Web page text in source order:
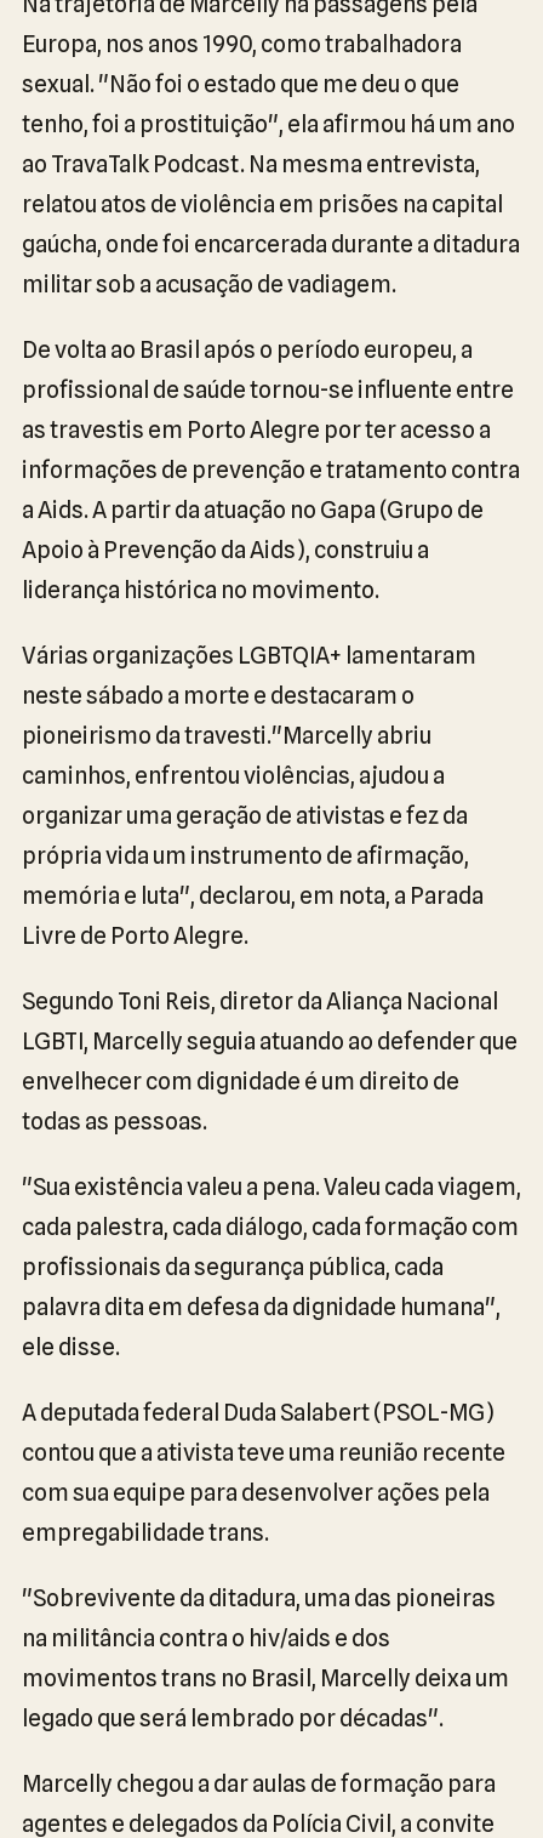
Europa, nos anos 1990, como trabalhadora
sexual. "Não foi o estado que me deu o que
tenho, foi a prostituição", ela afirmou há um ano
ao TravaTalk Podcast. Na mesma entrevista,
relatou atos de violência em prisões na capital
gaúcha, onde foi encarcerada durante a ditadura
militar sob a acusação de vadiagem.
De volta ao Brasil após o período europeu, a
profissional de saúde tornou-se influente entre
as travestis em Porto Alegre por ter acesso a
informações de prevenção e tratamento contra
a Aids. A partir da atuação no Gapa (Grupo de
Apoio à Prevenção da Aids), construiu a
liderança histórica no movimento.
Várias organizações LGBTQIA+ lamentaram
neste sábado a morte e destacaram o
pioneirismo da travesti."Marcelly abriu
caminhos, enfrentou violências, ajudou a
organizar uma geração de ativistas e fez da
própria vida um instrumento de afirmação,
memória e luta", declarou, em nota, a Parada
Livre de Porto Alegre.
Segundo Toni Reis, diretor da Aliança Nacional
LGBTI, Marcelly seguia atuando ao defender que
envelhecer com dignidade é um direito de
todas as pessoas.
"Sua existência valeu a pena. Valeu cada viagem,
cada palestra, cada diálogo, cada formação com
profissionais da segurança pública, cada
palavra dita em defesa da dignidade humana",
ele disse.
A deputada federal Duda Salabert (PSOL-MG)
contou que a ativista teve uma reunião recente
com sua equipe para desenvolver ações pela
empregabilidade trans.
"Sobrevivente da ditadura, uma das pioneiras
na militância contra o hiv/aids e dos
movimentos trans no Brasil, Marcelly deixa um
legado que será lembrado por décadas".
Marcelly chegou a dar aulas de formação para
agentes e delegados da Polícia Civil, a convite